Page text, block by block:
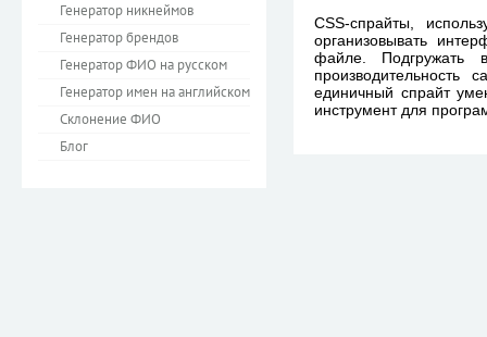
Генератор никнеймов
Генератор брендов
Генератор ФИО на русском
Генератор имен на английском
Склонение ФИО
Блог
CSS-спрайты,
организовывать
файле. Подгружать
производительность
единичный спрайт
инструмент для